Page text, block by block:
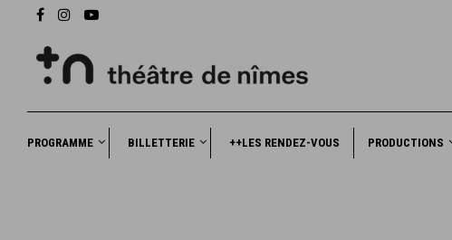
PROGRAMME BILLETTERIE ++LES RENDEZ-VOUS PRODUCTIONS